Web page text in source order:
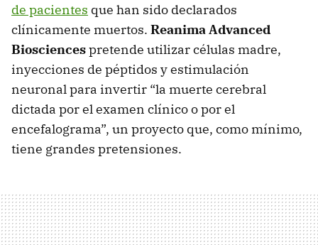
de pacientes que han sido declarados
clínicamente muertos. Reanima Advanced
Biosciencespretende utilizar células madre,
inyecciones de péptidos y estimulación
neuronal para invertir “la muerte cerebral
dictada por el examen clínico o por el
encefalograma”, un proyecto que, como mínimo,
tiene grandes pretensiones.